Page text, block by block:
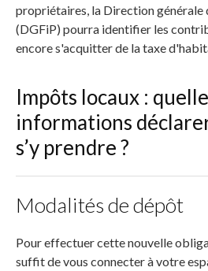
propriétaires, la Direction générale
(DGFiP) pourra identifier les
encore s'acquitter de la taxe
Impôts locaux :
informations
s’y prendre ?
Modalités de dépôt
Pour effectuer cette nouvelle
suffit de vous connecter à votre